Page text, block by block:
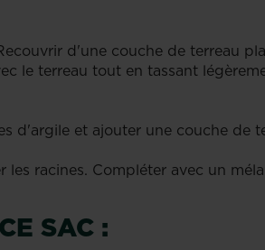
d'une couche de terreau
le terreau tout en tassant
d'argile et ajouter une couche de
racines. Compléter avec un
SAC :